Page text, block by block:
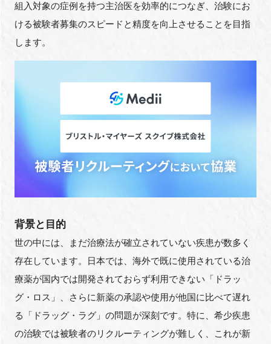
施設・アクセス
イベントお知らせメール登録
組入対象の症例を持つ主治医を効率的につなぎ、治験にお
ける被験者募集のスピードと精度を向上させることを目指
します。
背景と目的
世の中には、まだ治療法が確立されていない疾患が数多く
存在しています。日本では、海外で既に使用されている治
療薬が国内では開発されておらず利用できない「ドラッ
グ・ロス」、さらに新薬の承認や使用が他国に比べて遅れ
る「ドラッグ・ラグ」の問題が深刻です。特に、希少疾患
の治験では被験者のリクルーティングが難しく、これが新